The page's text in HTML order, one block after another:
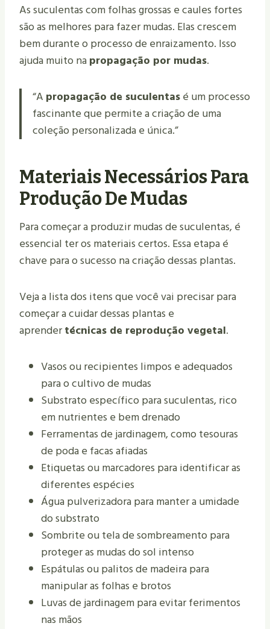
As suculentas com folhas grossas e caules fortes
são as melhores para fazer mudas. Elas crescem
bem durante o processo de enraizamento. Isso
ajuda muito napropagação por mudas.
“A propagação de suculentasé um processo
fascinante que permite a criação de uma
coleção personalizada e única.”
Materiais Necessários Para
Produção De Mudas
Para começar a produzir mudas de suculentas, é
essencial ter os materiais certos. Essa etapa é
chave para o sucesso na criação dessas plantas.
Veja a lista dos itens que você vai precisar para
começar a cuidar dessas plantas e
aprendertécnicas de reprodução vegetal.
Vasos ou recipientes limpos e adequados
para o cultivo de mudas
Substrato específico para suculentas, rico
em nutrientes e bem drenado
Ferramentas de jardinagem, como tesouras
de poda e facas afiadas
Etiquetas ou marcadores para identificar as
diferentes espécies
Água pulverizadora para manter a umidade
do substrato
Sombrite ou tela de sombreamento para
proteger as mudas do sol intenso
Espátulas ou palitos de madeira para
manipular as folhas e brotos
Luvas de jardinagem para evitar ferimentos
nas mãos